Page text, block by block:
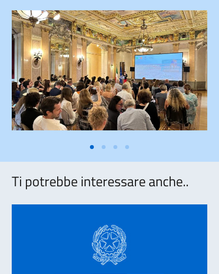
Ti potrebbe interessare anche..